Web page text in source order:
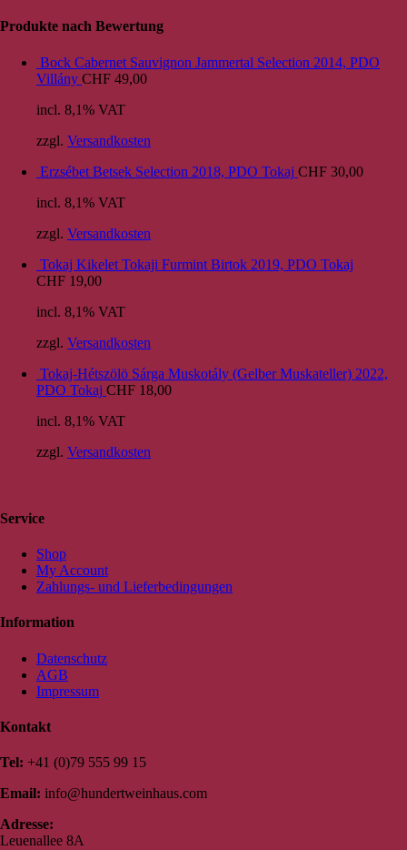
Produkte nach Bewertung
Bock Cabernet Sauvignon Jammertal Selection 2014, PDO
Villány CHF 49,00
incl. 8,1% VAT
zzgl. Versandkosten
Erzsébet Betsek Selection 2018, PDO Tokaj CHF 30,00
incl. 8,1% VAT
zzgl. Versandkosten
Tokaj Kikelet Tokaji Furmint Birtok 2019, PDO Tokaj
CHF 19,00
incl. 8,1% VAT
zzgl. Versandkosten
Tokaj-Hétszölö Sárga Muskotály (Gelber Muskateller) 2022,
PDO Tokaj CHF 18,00
incl. 8,1% VAT
zzgl. Versandkosten
Service
Shop
My Account
Zahlungs- und Lieferbedingungen
Information
Datenschutz
AGB
Impressum
Kontakt
Tel: +41 (0)79 555 99 15
Email: info@hundertweinhaus.com
Adresse:
Leuenallee 8A